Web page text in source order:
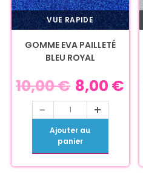
VUE RAPIDE
GOMME EVA PAILLETÉ
BLEU ROYAL
10,00€ 8,00 €
- +
Ajouter au
panier